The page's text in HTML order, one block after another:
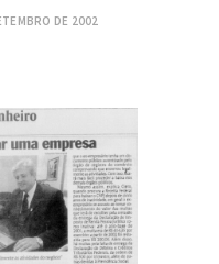
DE 2002